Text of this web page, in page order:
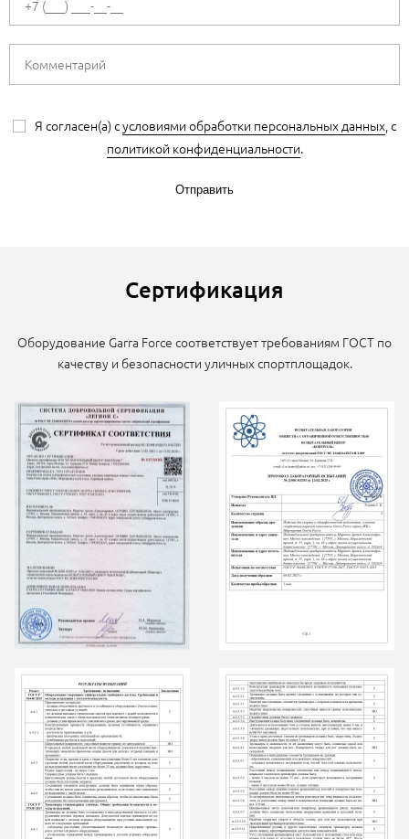
Я согласен(а) сусловиями обработки персональных данных , с
политикой конфиденциальности.
Отправить
Сертификация
Оборудование Garra Force соответствует требованиям ГОСТ по
качеству и безопасности уличных спортплощадок.